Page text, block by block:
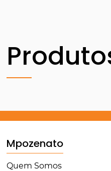
Mpozenato
Quem Somos